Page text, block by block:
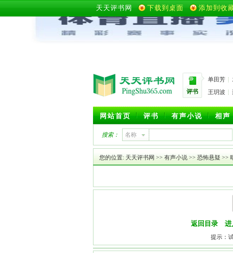
天天评书网 下载到桌面 添加到收
评书
单田芳
王玥波
网站首页 评书 有声小说 相声
搜索： 名称
您的位置: 天天评书网 >> 有声小说 >> 恐怖悬疑 >>
返回目录 进
提示：